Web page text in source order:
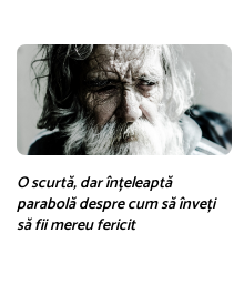
O scurtă, dar înțeleaptă
parabolă despre cum să înveți
să fii mereu fericit